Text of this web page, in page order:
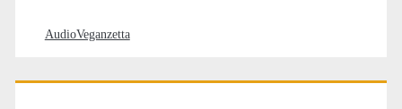
AudioVeganzetta